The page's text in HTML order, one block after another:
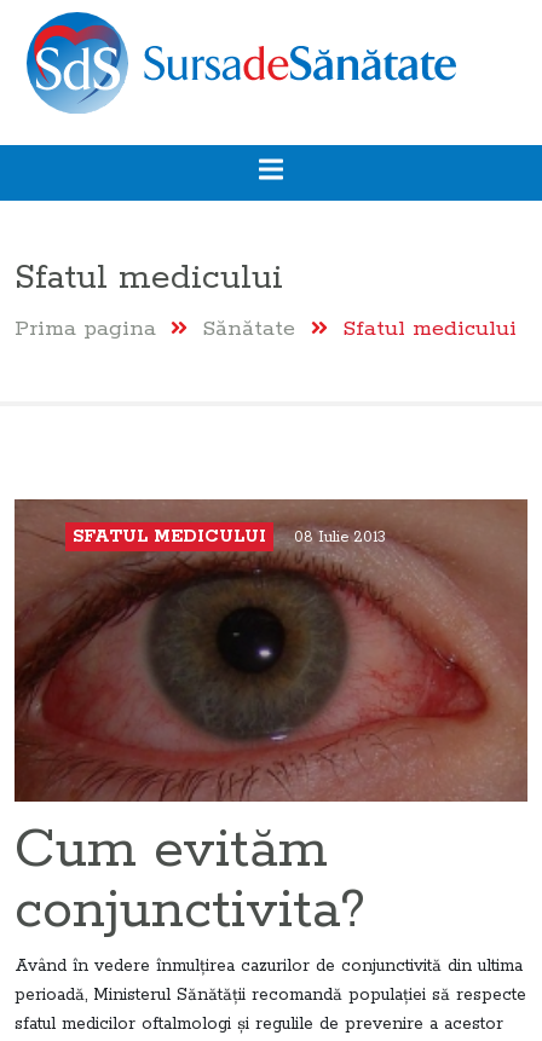
Sfatul medicului
Prima pagina Sănătate Sfatul medicului
SFATUL MEDICULUI 08 Iulie 2013
Cum evităm
conjunctivita?
Având în vedere înmulţirea cazurilor de conjunctivită din ultima
perioadă, Ministerul Sănătăţii recomandă populaţiei să respecte
sfatul medicilor oftalmologi şi regulile de prevenire a acestor